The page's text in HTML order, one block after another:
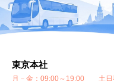
東京本社
月－金：09:00～19:00 土日